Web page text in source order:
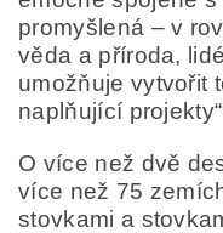
promyšlená – v
věda a příroda,
umožňuje vytvořit
naplňující
O více než dvě
více než 75
stovkami a